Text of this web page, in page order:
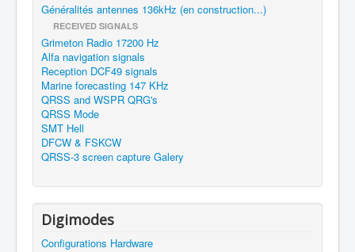
Généralités antennes 136kHz (en construction...)
RECEIVED SIGNALS
Grimeton Radio 17200 Hz
Alfa navigation signals
Reception DCF49 signals
Marine forecasting 147 KHz
QRSS and WSPR QRG's
QRSS Mode
SMT Hell
DFCW & FSKCW
QRSS-3 screen capture Galery
Digimodes
Configurations Hardware